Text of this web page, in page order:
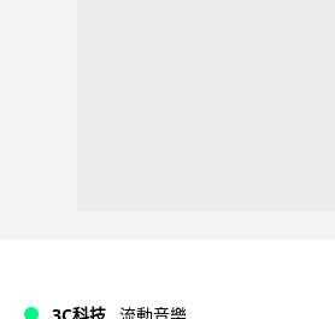
3C科技 流動音樂